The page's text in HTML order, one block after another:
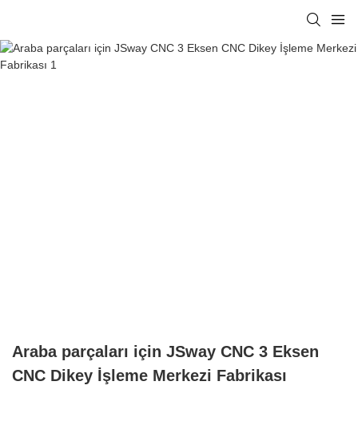
Araba parçaları için JSway CNC 3 Eksen
CNC Dikey İşleme Merkezi Fabrikası